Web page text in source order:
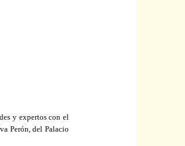
y expertos con el
Perón, del Palacio